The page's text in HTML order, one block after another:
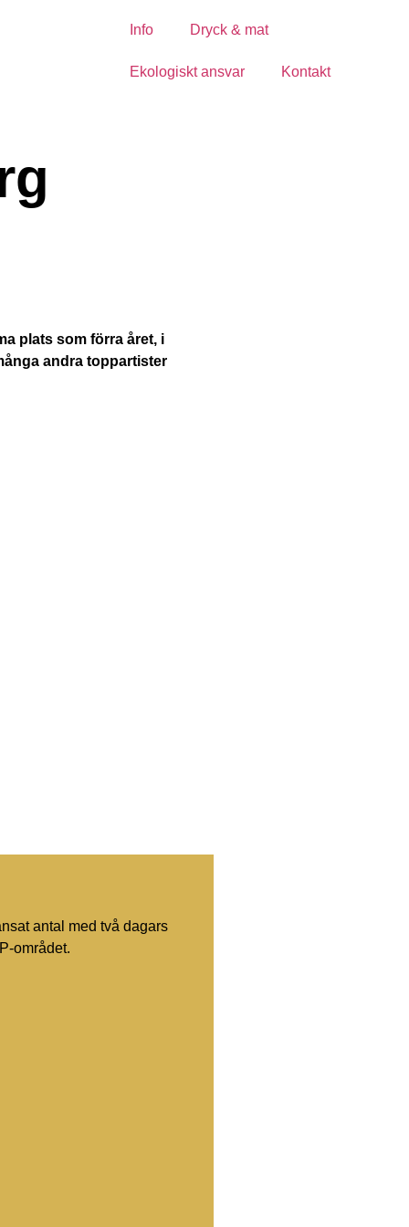
Info Dryck & mat
Ekologiskt ansvar Kontakt
plats som förra året, i
andra toppartister
antal med två dagars
området.